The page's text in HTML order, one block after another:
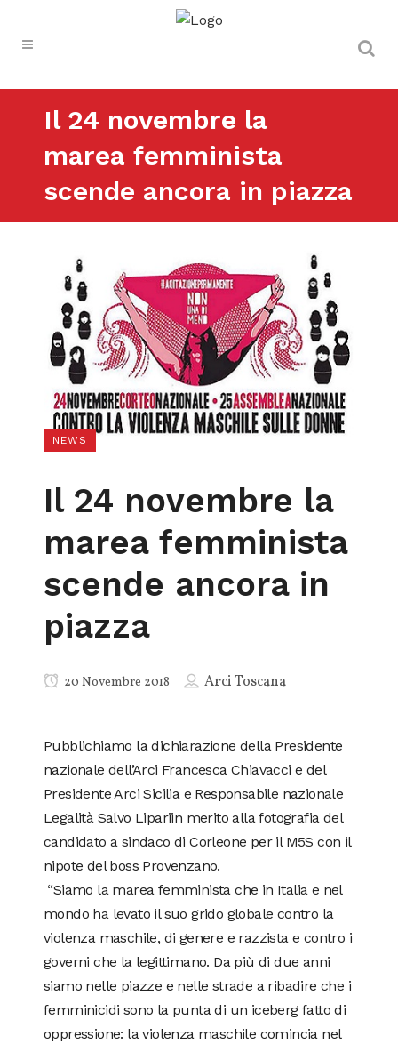
Il 24 novembre la
marea femminista
scende ancora in piazza
NEWS
Il 24 novembre la
marea femminista
scende ancora in
piazza
20 Novembre 2018 Arci Toscana
Pubblichiamo la dichiarazione della Presidente
nazionale dell’Arci Francesca Chiavacci e del
Presidente Arci Sicilia e Responsabile nazionale
Legalità Salvo Lipariin merito alla fotografia del
candidato a sindaco di Corleone per il M5S con il
nipote del boss Provenzano.
“Siamo la marea femminista che in Italia e nel
mondo ha levato il suo grido globale contro la
violenza maschile, di genere e razzista e contro i
governi che la legittimano. Da più di due anni
siamo nelle piazze e nelle strade a ribadire che i
femminicidi sono la punta di un iceberg fatto di
oppressione: la violenza maschile comincia nel